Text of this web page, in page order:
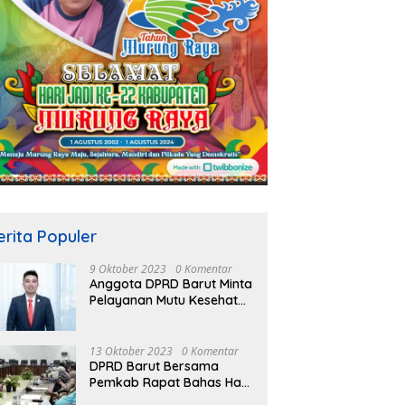
Populer
9 Oktober 2023 0 Komentar
Anggota DPRD Barut Minta
Pelayanan Mutu Kesehatan
13 Oktober 2023 0 Komentar
DPRD Barut Bersama
Pemkab Rapat Bahas Hasil